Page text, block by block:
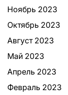
Ноябрь 2023
Октябрь 2023
Август 2023
Май 2023
Апрель 2023
Февраль 2023